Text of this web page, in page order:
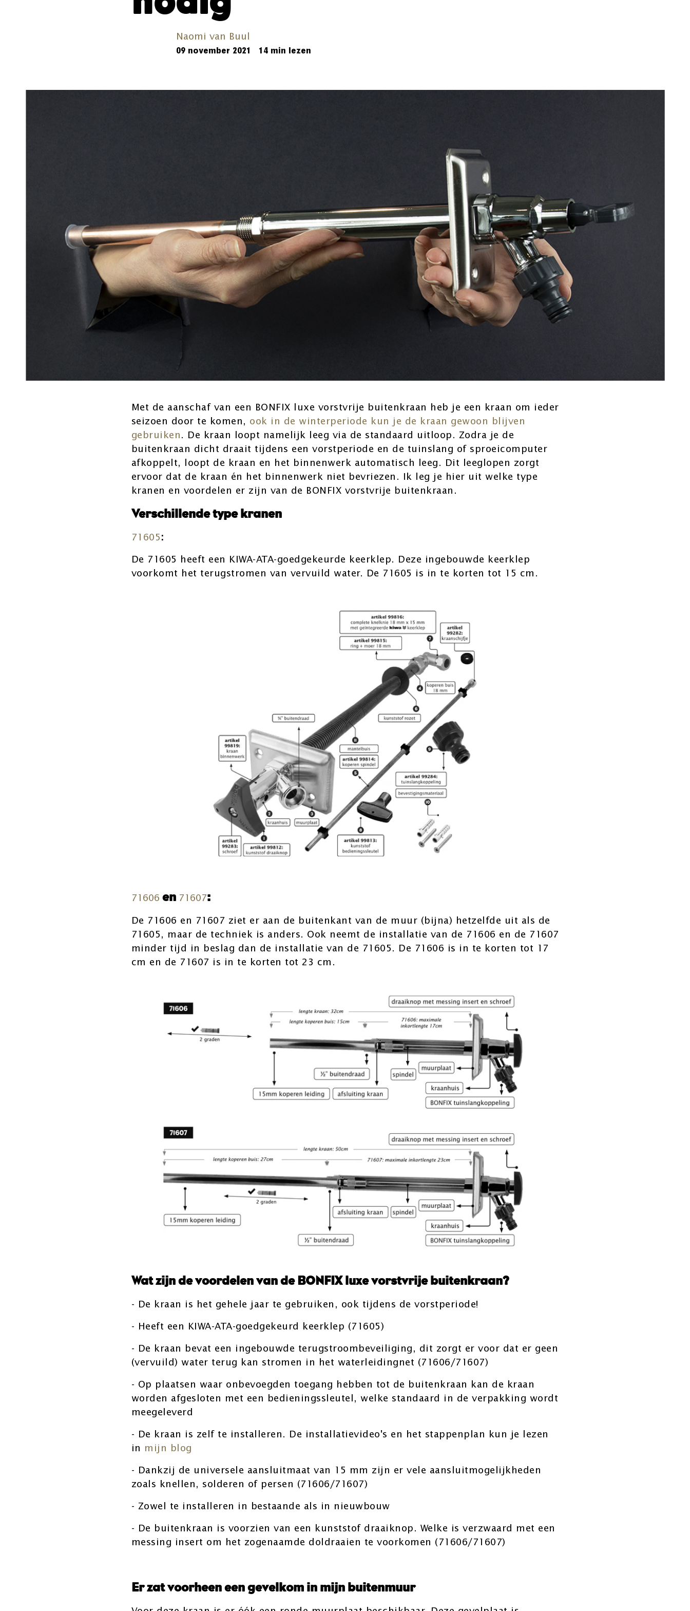
Naomi van Buul
09 november 2021 14 min lezen
Met de aanschaf van een BONFIX luxe vorstvrije buitenkraan heb je een kraan om ieder
seizoen door te komen, ook in de winterperiode kun je de kraan gewoon blijven
gebruiken . De kraan loopt namelijk leeg via de standaard uitloop. Zodra je de
buitenkraan dicht draait tijdens een vorstperiode en de tuinslang of sproeicomputer
afkoppelt, loopt de kraan en het binnenwerk automatisch leeg. Dit leeglopen zorgt
ervoor dat de kraan én het binnenwerk niet bevriezen. Ik leg je hier uit welke type
kranen en voordelen er zijn van de BONFIX vorstvrije buitenkraan.
Verschillende type kranen
71605 :
De 71605 heeft een KIWA-ATA-goedgekeurde keerklep. Deze ingebouwde keerklep
voorkomt het terugstromen van vervuild water. De 71605 is in te korten tot 15 cm.
71606 en 71607:
De 71606 en 71607 ziet er aan de buitenkant van de muur (bijna) hetzelfde uit als de
71605, maar de techniek is anders. Ook neemt de installatie van de 71606 en de 71607
minder tijd in beslag dan de installatie van de 71605. De 71606 is in te korten tot 17
cm en de 71607 is in te korten tot 23 cm.
Wat zijn de voordelen van de BONFIX luxe vorstvrije buitenkraan?
- De kraan is het gehele jaar te gebruiken, ook tijdens de vorstperiode!
- Heeft een KIWA-ATA-goedgekeurd keerklep (71605)
- De kraan bevat een ingebouwde terugstroombeveiliging, dit zorgt er voor dat er geen
(vervuild) water terug kan stromen in het waterleidingnet (71606/71607)
- Op plaatsen waar onbevoegden toegang hebben tot de buitenkraan kan de kraan
worden afgesloten met een bedieningssleutel, welke standaard in de verpakking wordt
meegeleverd
- De kraan is zelf te installeren. De installatievideo's en het stappenplan kun je lezen
in
mijn blog
- Dankzij de universele aansluitmaat van 15 mm zijn er vele aansluitmogelijkheden
zoals knellen, solderen of persen (71606/71607)
- Zowel te installeren in bestaande als in nieuwbouw
- De buitenkraan is voorzien van een kunststof draaiknop. Welke is verzwaard met een
messing insert om het zogenaamde doldraaien te voorkomen (71606/71607)
Er zat voorheen een gevelkom in mijn buitenmuur